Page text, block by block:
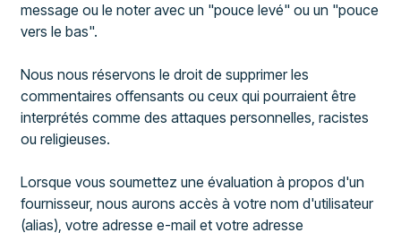
message ou le noter avec un "pouce levé" ou un "pouce
vers le bas".
Nous nous réservons le droit de supprimer les
commentaires offensants ou ceux qui pourraient être
interprétés comme des attaques personnelles, racistes
ou religieuses.
Lorsque vous soumettez une évaluation à propos d'un
fournisseur, nous aurons accès à votre nom d'utilisateur
(alias), votre adresse e-mail et votre adresse